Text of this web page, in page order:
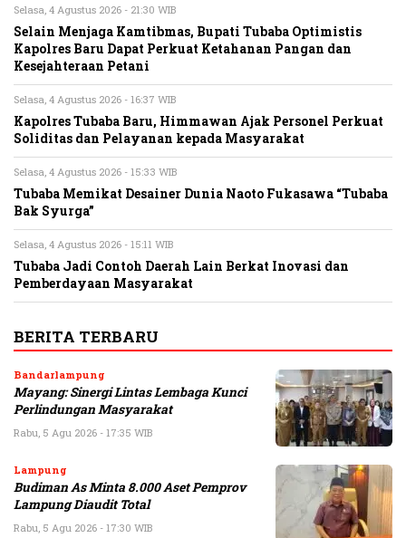
Selasa, 4 Agustus 2026 - 21:30 WIB
Selain Menjaga Kamtibmas, Bupati Tubaba Optimistis
Kapolres Baru Dapat Perkuat Ketahanan Pangan dan
Kesejahteraan Petani
Selasa, 4 Agustus 2026 - 16:37 WIB
Kapolres Tubaba Baru, Himmawan Ajak Personel Perkuat
Soliditas dan Pelayanan kepada Masyarakat
Selasa, 4 Agustus 2026 - 15:33 WIB
Tubaba Memikat Desainer Dunia Naoto Fukasawa “Tubaba
Bak Syurga”
Selasa, 4 Agustus 2026 - 15:11 WIB
Tubaba Jadi Contoh Daerah Lain Berkat Inovasi dan
Pemberdayaan Masyarakat
BERITA TERBARU
Bandarlampung
Mayang: Sinergi Lintas Lembaga Kunci
Perlindungan Masyarakat
Rabu, 5 Agu 2026 - 17:35 WIB
Lampung
Budiman As Minta 8.000 Aset Pemprov
Lampung Diaudit Total
Rabu, 5 Agu 2026 - 17:30 WIB